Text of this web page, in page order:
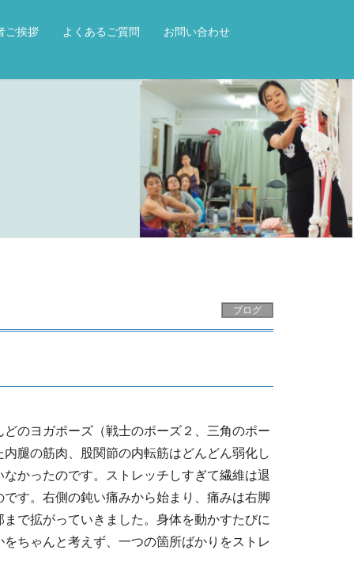
ご挨拶 よくあるご質問 お問い合わせ
ブログ
のヨガポーズ（戦士のポーズ２、三角のポー
腿の筋肉、股関節の内転筋はどんどん弱化し
かったのです。ストレッチしすぎて繊維は退
す。右側の鈍い痛みから始まり、痛みは右脚
で拡がっていきました。身体を動かすたびに
ちゃんと考えず、一つの箇所ばかりをストレ